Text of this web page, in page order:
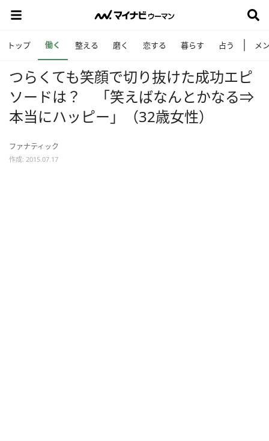
トップ 働く 整える 磨く 恋する 暮らす 占う メ
つらくても笑顔で切り抜けた成功エピ
ソードは？ 「笑えばなんとかなる⇒
本当にハッピー」（32歳女性）
ファナティック
作成: 2015.07.17